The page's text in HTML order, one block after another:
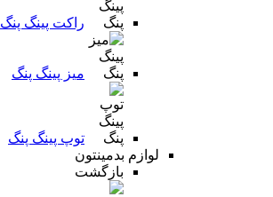
راکت پینگ پنگ
میز پینگ پنگ
توپ پینگ پنگ
لوازم بدمینتون
بازگشت